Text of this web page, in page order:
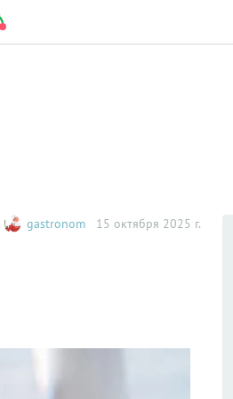
gastronom 15 октября 2025 г.